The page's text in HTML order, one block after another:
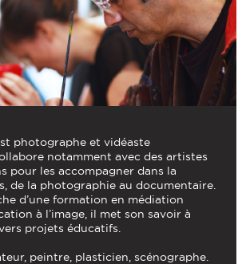
photographe et vidéaste
notamment avec des artistes
pour les accompagner dans la
de la photographie au documentaire.
d’une formation en médiation
à l’image, il met son savoir à
projets éducatifs.
peintre, plasticien, scénographe.